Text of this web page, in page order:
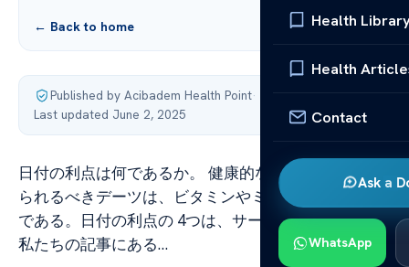
Health
Health
Contact
Ask a
WhatsApp
← Back to home
Published by Acibadem Health Point·
Last updated June 2, 2025
日付の利点は何であるか。 健康的なスナックと考え
られるべきデーツは、ビタミンやミネラルの倉庫食品
である。日付の利点の 4つは、サービングに等しい、
私たちの記事にある…